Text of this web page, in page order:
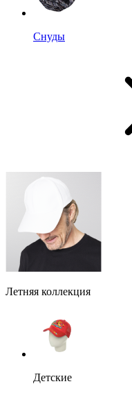
Снуды
Летняя коллекция
Детские